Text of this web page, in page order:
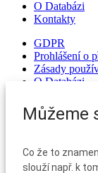
Můžeme
Co že to
slouží např. k
O Databázi
Kontakty
GDPR
Prohlášení o
Zásady
O Databázi
GDPR
O Databázi
Kontakty